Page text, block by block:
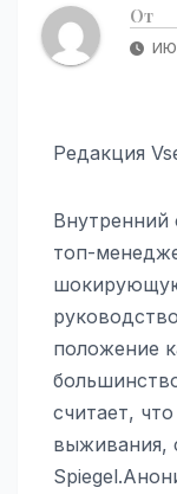
От
Редакция
Внутренний
топ-
положение
считает,
выживания,